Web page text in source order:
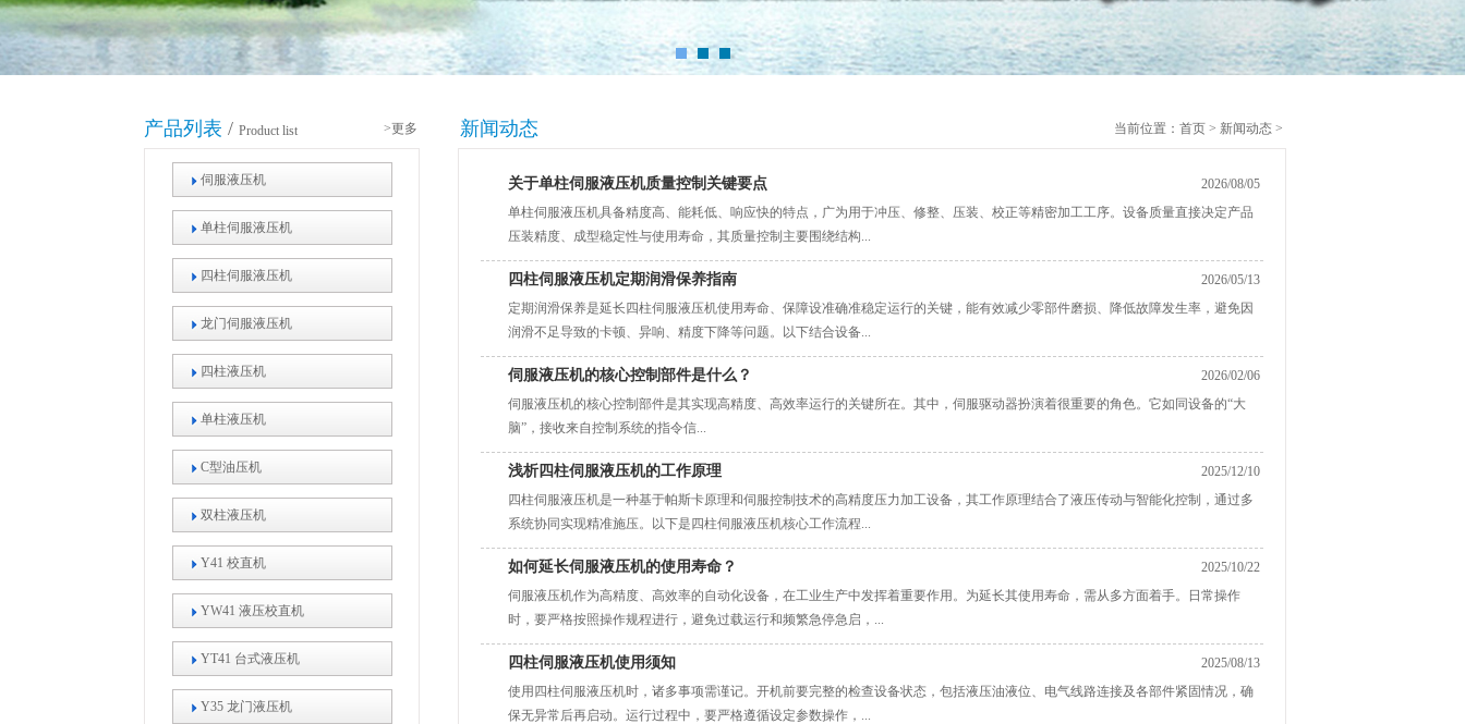
产品列表 / Product list >更多
伺服液压机
单柱伺服液压机
四柱伺服液压机
龙门伺服液压机
四柱液压机
单柱液压机
C型油压机
双柱液压机
Y41 校直机
YW41 液压校直机
YT41 台式液压机
Y35 龙门液压机
新闻动态 当前位置： 首页 > 新闻动态 >
关于单柱伺服液压机质量控制关键要点
2026/08/05
单柱伺服液压机具备精度高、能耗低、响应快的特点，广为用于冲压、修整、压装、校正等精密加工工序。设备质量直接决定产品
压装精度、成型稳定性与使用寿命，其质量控制主要围绕结构...
四柱伺服液压机定期润滑保养指南
2026/05/13
定期润滑保养是延长四柱伺服液压机使用寿命、保障设准确准稳定运行的关键，能有效减少零部件磨损、降低故障发生率，避免因
润滑不足导致的卡顿、异响、精度下降等问题。以下结合设备...
伺服液压机的核心控制部件是什么？
2026/02/06
伺服液压机的核心控制部件是其实现高精度、高效率运行的关键所在。其中，伺服驱动器扮演着很重要的角色。它如同设备的“大
脑”，接收来自控制系统的指令信...
浅析四柱伺服液压机的工作原理
2025/12/10
四柱伺服液压机是一种基于帕斯卡原理和伺服控制技术的高精度压力加工设备，其工作原理结合了液压传动与智能化控制，通过多
系统协同实现精准施压。以下是四柱伺服液压机核心工作流程...
如何延长伺服液压机的使用寿命？
2025/10/22
伺服液压机作为高精度、高效率的自动化设备，在工业生产中发挥着重要作用。为延长其使用寿命，需从多方面着手。日常操作
时，要严格按照操作规程进行，避免过载运行和频繁急停急启，...
四柱伺服液压机使用须知
2025/08/13
使用四柱伺服液压机时，诸多事项需谨记。开机前要完整的检查设备状态，包括液压油液位、电气线路连接及各部件紧固情况，确
保无异常后再启动。运行过程中，要严格遵循设定参数操作，...